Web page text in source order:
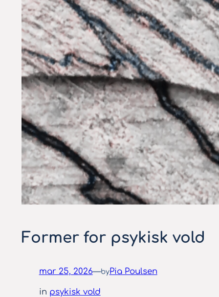
Former for psykisk vold
mar 25, 2026—byPia Poulsen
in psykisk vold